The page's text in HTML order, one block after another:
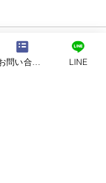
工事 上
お問い合わせフォーム LINE